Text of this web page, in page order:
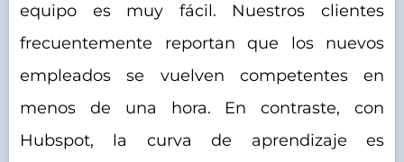
equipo es muy fácil. Nuestros clientes
frecuentemente reportan que los nuevos
empleados se vuelven competentes en
menos de una hora. En contraste, con
Hubspot, la curva de aprendizaje es